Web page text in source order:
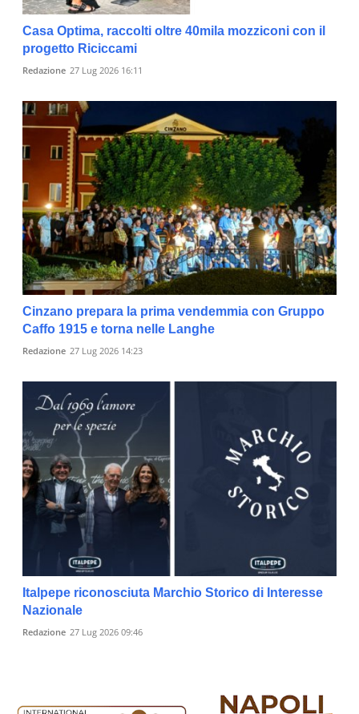
Casa Optima, raccolti oltre 40mila mozziconi con il
progetto Riciccami
Redazione 27 Lug 2026 16:11
Cinzano prepara la prima vendemmia con Gruppo
Caffo 1915 e torna nelle Langhe
Redazione 27 Lug 2026 14:23
Italpepe riconosciuta Marchio Storico di Interesse
Nazionale
Redazione 27 Lug 2026 09:46